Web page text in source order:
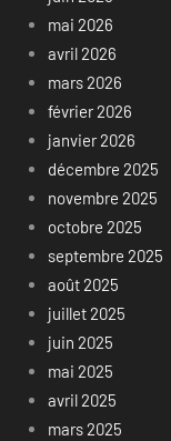
mai 2026
avril 2026
mars 2026
février 2026
janvier 2026
décembre 2025
novembre 2025
octobre 2025
septembre 2025
août 2025
juillet 2025
juin 2025
mai 2025
avril 2025
mars 2025